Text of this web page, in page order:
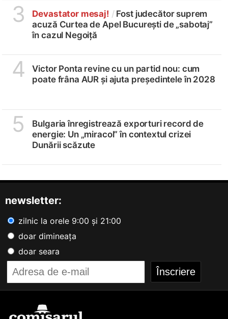
3 Devastator mesaj! / Fost judecător suprem
acuză Curtea de Apel București de „sabotaj”
în cazul Negoiță
4
Victor Ponta revine cu un partid nou: cum
poate frâna AUR și ajuta președintele în 2028
5
Bulgaria înregistrează exporturi record de
energie: Un „miracol” în contextul crizei
Dunării scăzute
newsletter:
zilnic la orele 9:00 și 21:00
doar dimineața
doar seara